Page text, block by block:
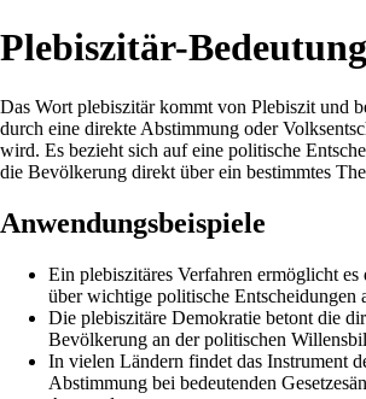
Plebiszitär-Bedeutung
Das Wort plebiszitär kommt von Plebiszit und
durch eine direkte Abstimmung oder
wird. Es bezieht sich auf eine politische
die Bevölkerung direkt über ein bestimmtes
Anwendungsbeispiele
Ein plebiszitäres Verfahren ermöglicht
über wichtige politische Entscheidungen
Die plebiszitäre Demokratie betont die
Bevölkerung an der politischen
In vielen Ländern findet das Instrument
Abstimmung bei bedeutenden